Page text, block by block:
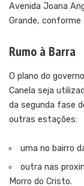
Avenida Joana
Grande,
Rumo à Barra
O plano do
Canela seja
da segunda fase
outras estações:
uma no bairro
outra nas
Morro do Cristo.